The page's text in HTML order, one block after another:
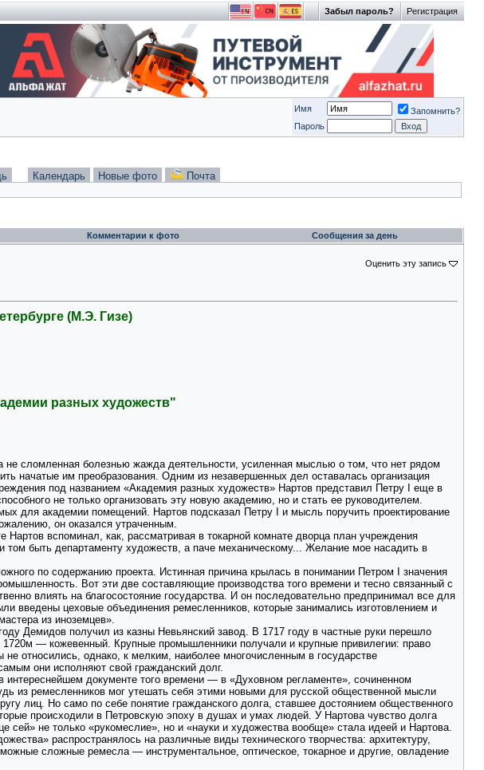
Регистрация
Забыл пароль?
Имя
Запомнить?
Пароль
Календарь Новые фото Почта
Комментарии к фото Сообщения за день
Оценить эту запись
(М.Э. Гизе)
разных художеств"
сломленная болезнью жажда деятельности, усиленная мыслью о том, что нет рядом
начатые им преобразования. Одним из незавершенных дел оставалась организация
под названием «Академия разных художеств» Нартов представил Петру I еще в
не только организовать эту новую академию, но и стать ее руководителем.
для академии помещений. Нартов подсказал Петру I и мысль поручить проектирование
он оказался утраченным.
вспоминал, как, рассматривая в токарной комнате дворца план учреждения
быть департаменту художеств, а паче механическому... Желание мое насадить в
по содержанию проекта. Истинная причина крылась в понимании Петром I значения
Вот эти две составляющие производства того времени и тесно связанный с
влиять на благосостояние государства. И он последовательно предпринимал все для
введены цеховые объединения ремесленников, которые занимались изготовлением и
из иноземцев».
Демидов получил из казны Невьянский завод. В 1717 году в частные руки перешло
— кожевенный. Крупные промышленники получали и крупные привилегии: право
относились, однако, к мелким, наиболее многочисленным в государстве
они исполняют свой гражданский долг.
документе того времени — в «Духовном регламенте», сочиненном
из ремесленников мог утешать себя этими новыми для русской общественной мысли
лиц. Но само по себе понятие гражданского долга, ставшее достоянием общественного
происходили в Петровскую эпоху в душах и умах людей. У Нартова чувство долга
сей» не только «рукомеслие», но и «науки и художества вообще» стала идеей и Нартова.
распространялось на различные виды технического творчества: архитектуру,
сложные ремесла — инструментальное, оптическое, токарное и другие, овладение